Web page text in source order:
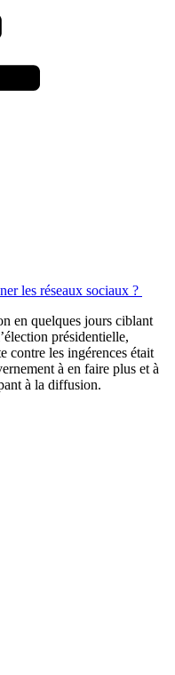
les réseaux sociaux ?
en quelques jours ciblant
présidentielle,
contre les ingérences était
à en faire plus et à
à la diffusion.